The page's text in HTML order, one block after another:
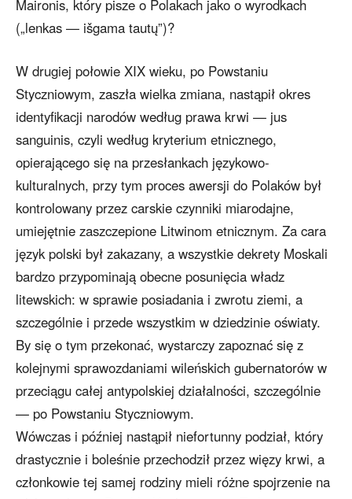
Maironis, który pisze o Polakach jako o wyrodkach
(„lenkas — išgama tautų”)?
W drugiej połowie XIX wieku, po Powstaniu
Styczniowym, zaszła wielka zmiana, nastąpił okres
identyfikacji narodów według prawa krwi — jus
sanguinis, czyli według kryterium etnicznego,
opierającego się na przesłankach językowo-
kulturalnych, przy tym proces awersji do Polaków był
kontrolowany przez carskie czynniki miarodajne,
umiejętnie zaszczepione Litwinom etnicznym. Za cara
język polski był zakazany, a wszystkie dekrety Moskali
bardzo przypominają obecne posunięcia władz
litewskich: w sprawie posiadania i zwrotu ziemi, a
szczególnie i przede wszystkim w dziedzinie oświaty.
By się o tym przekonać, wystarczy zapoznać się z
kolejnymi sprawozdaniami wileńskich gubernatorów w
przeciągu całej antypolskiej działalności, szczególnie
— po Powstaniu Styczniowym.
Wówczas i później nastąpił niefortunny podział, który
drastycznie i boleśnie przechodził przez więzy krwi, a
członkowie tej samej rodziny mieli różne spojrzenie na